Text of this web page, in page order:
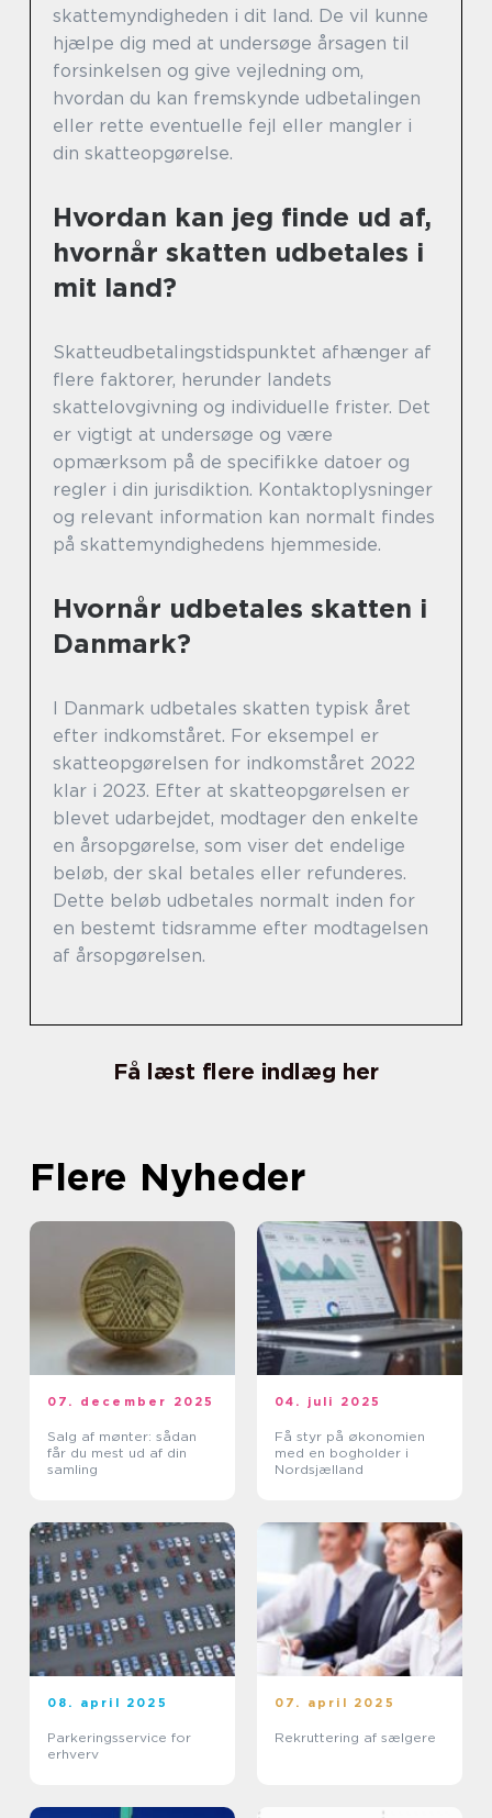
skattemyndigheden i dit land. De vil kunne
hjælpe dig med at undersøge årsagen til
forsinkelsen og give vejledning om,
hvordan du kan fremskynde udbetalingen
eller rette eventuelle fejl eller mangler i
din skatteopgørelse.
Hvordan kan jeg finde ud af,
hvornår skatten udbetales i
mit land?
Skatteudbetalingstidspunktet afhænger af
flere faktorer, herunder landets
skattelovgivning og individuelle frister. Det
er vigtigt at undersøge og være
opmærksom på de specifikke datoer og
regler i din jurisdiktion. Kontaktoplysninger
og relevant information kan normalt findes
på skattemyndighedens hjemmeside.
Hvornår udbetales skatten i
Danmark?
I Danmark udbetales skatten typisk året
efter indkomståret. For eksempel er
skatteopgørelsen for indkomståret 2022
klar i 2023. Efter at skatteopgørelsen er
blevet udarbejdet, modtager den enkelte
en årsopgørelse, som viser det endelige
beløb, der skal betales eller refunderes.
Dette beløb udbetales normalt inden for
en bestemt tidsramme efter modtagelsen
af årsopgørelsen.
Få læst flere indlæg her
Flere Nyheder
07. december 2025
Salg af mønter: sådan
får du mest ud af din
samling
04. juli 2025
Få styr på økonomien
med en bogholder i
Nordsjælland
08. april 2025
Parkeringsservice for
erhverv
07. april 2025
Rekruttering af sælgere